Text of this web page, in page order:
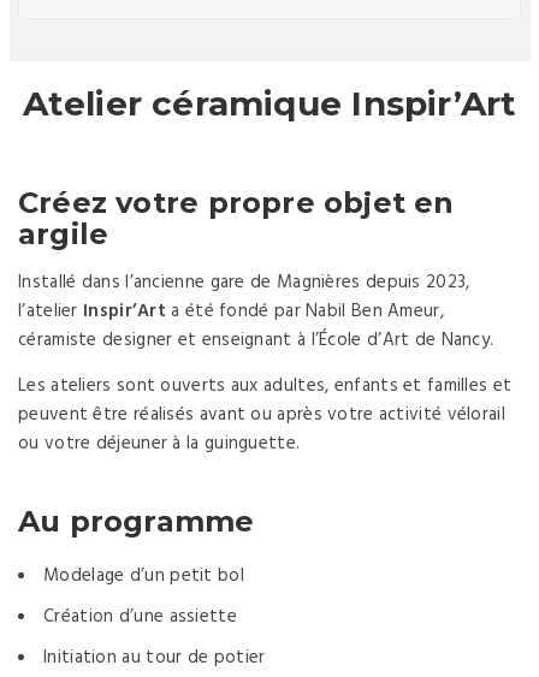
Atelier céramique Inspir’Art
Créez votre propre objet en
argile
Installé dans l’ancienne gare de Magnières depuis 2023,
l’atelier Inspir’Art a été fondé par Nabil Ben Ameur,
céramiste designer et enseignant à l’École d’Art de Nancy.
Les ateliers sont ouverts aux adultes, enfants et familles et
peuvent être réalisés avant ou après votre activité vélorail
ou votre déjeuner à la guinguette.
Au programme
Modelage d’un petit bol
Création d’une assiette
Initiation au tour de potier